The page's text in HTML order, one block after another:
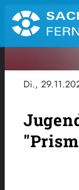
Di.,